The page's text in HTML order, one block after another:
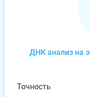
ДНК анализ на
Точность